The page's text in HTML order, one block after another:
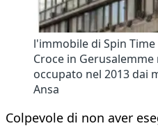
l'immobile di Spin Time
Croce in
occupato nel 2013 dai
Ansa
Colpevole di non aver